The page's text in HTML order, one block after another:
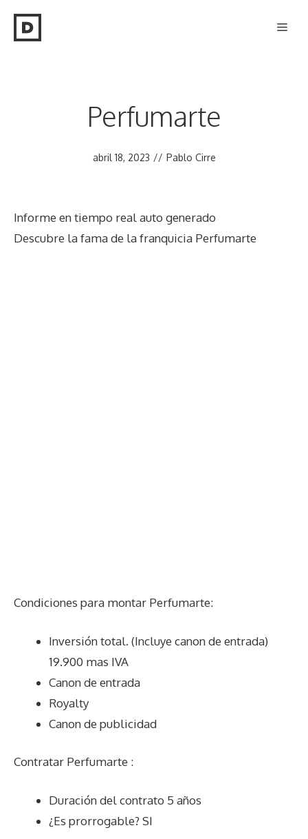
Perfumarte
abril 18, 2023 // Pablo Cirre
Informe en tiempo real auto generado
Descubre la fama de la franquicia Perfumarte
Condiciones para montar Perfumarte:
Inversión total. (Incluye canon de entrada)
19.900 mas IVA
Canon de entrada
Royalty
Canon de publicidad
Contratar Perfumarte :
Duración del contrato 5 años
¿Es prorrogable? SI